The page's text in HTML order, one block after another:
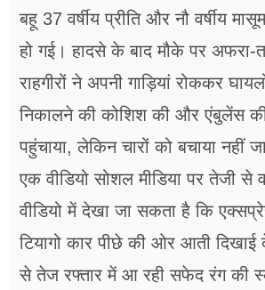
बहू 37 वर्षीय प्रीति और नौ वर्षीय
हो गई। हादसे के बाद मौके पर अफरा-
राहगीरों ने अपनी गाड़ियां रोककर
निकालने की कोशिश की और एंबुलेंस
पहुंचाया, लेकिन चारों को बचाया नहीं
एक वीडियो सोशल मीडिया पर तेजी से
वीडियो में देखा जा सकता है कि
टियागो कार पीछे की ओर आती दिखाई
से तेज रफ्तार में आ रही सफेद रंग की